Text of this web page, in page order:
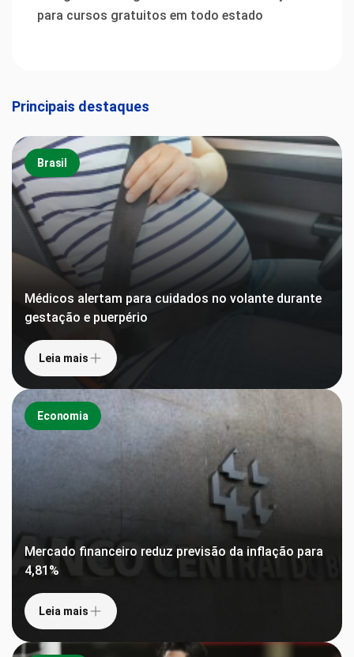
para cursos gratuitos em todo estado
Principais destaques
Brasil
Médicos alertam para cuidados no volante durante
gestação e puerpério
Leia mais
Economia
Mercado financeiro reduz previsão da inflação para
4,81%
Leia mais